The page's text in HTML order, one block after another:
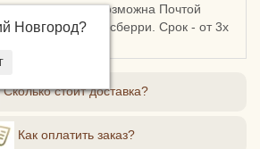
Новгород?
область возможна Почтой
или Боксберри. Срок - от 3х
Сколько стоит доставка?
Как оплатить заказ?